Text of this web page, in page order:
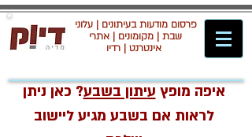
פרסום מודעות בעיתונים | עלוני
שבת | מקומונים | אתרי
איפה מופץ עיתון בשבע? כאן ניתן
לראות אם בשבע מגיע ליישוב